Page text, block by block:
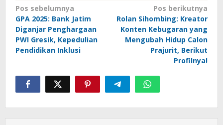
Navigasi
pos
Pos sebelumnya
GPA 2025: Bank Jatim
Diganjar Penghargaan
PWI Gresik, Kepedulian
Pendidikan Inklusi
Pos berikutnya
Rolan Sihombing: Kreator
Konten Kebugaran yang
Mengubah Hidup Calon
Prajurit, Berikut
Profilnya!